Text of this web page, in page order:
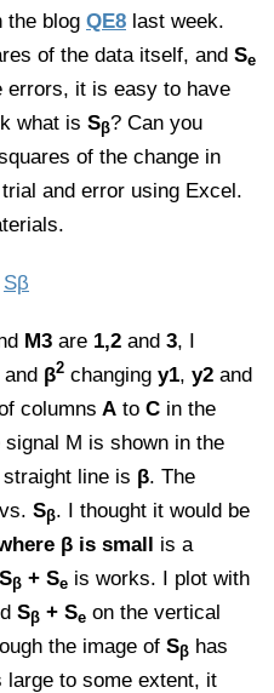
the blog QE8 last week.
of the data itself, and Se
errors, it is easy to have
what is Sβ? Can you
of the change in
and error using Excel.
Sβ
M3 are 1,2 and 3, I
and β2 changing y1, y2 and
columns A to C in the
M is shown in the
line is β. The
vs. Sβ. I thought it would be
β is small is a
β + Se is works. I plot with
Sβ + Se on the vertical
the image of Sβ has
large to some extent, it